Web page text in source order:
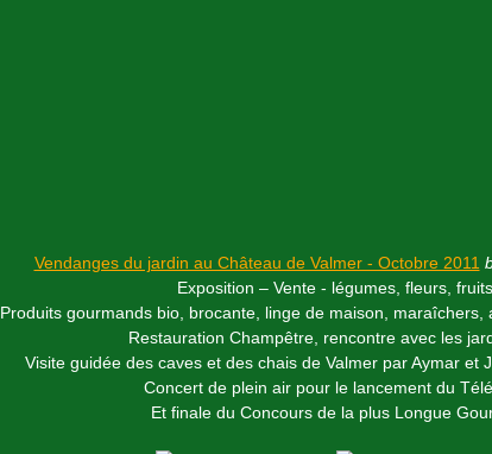
Vendanges du jardin au Château de Valmer - Octobre 2011
Exposition – Vente - légumes, fleurs, fruits
Produits gourmands bio, brocante, linge de maison, maraîchers,
Restauration Champêtre, rencontre avec les
Visite guidée des caves et des chais de Valmer par Aymar et
Concert de plein air pour le lancement du
Et finale du Concours de la plus Longue